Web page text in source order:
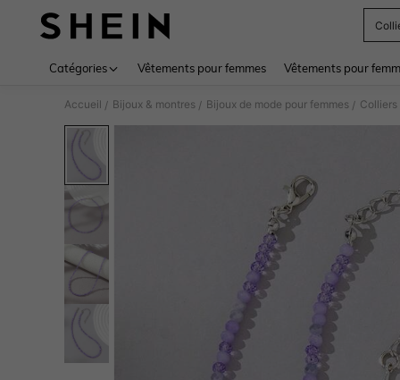
Catégories Vêtements pour femmes Vêtements pour
Accueil / Bijoux & montres / Bijoux de mode pour femmes / Colliers